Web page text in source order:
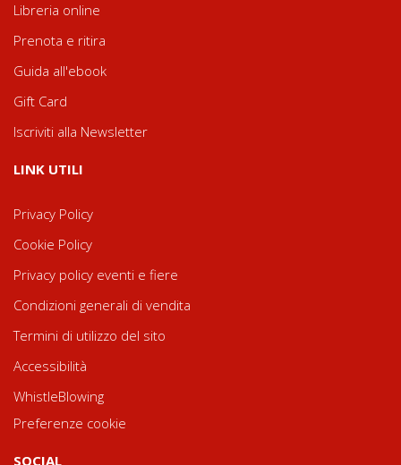
Libreria online
Prenota e ritira
Guida all'ebook
Gift Card
Iscriviti alla Newsletter
LINK UTILI
Privacy Policy
Cookie Policy
Privacy policy eventi e fiere
Condizioni generali di vendita
Termini di utilizzo del sito
Accessibilità
WhistleBlowing
Preferenze cookie
SOCIAL